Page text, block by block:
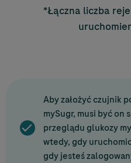
*Łączna liczba
Aby założyć czujnik
mySugr, musi być on
przeglądu glukozy
wtedy, gdy
gdy jesteś